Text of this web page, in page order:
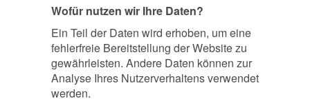
Wofür nutzen wir Ihre Daten?
Ein Teil der Daten wird erhoben, um eine
fehlerfreie Bereitstellung der Website zu
gewährleisten. Andere Daten können zur
Analyse Ihres Nutzerverhaltens verwendet
werden.